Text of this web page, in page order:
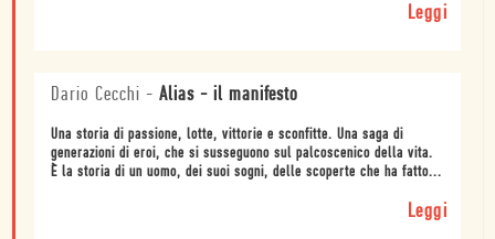
Leggi
Dario Cecchi - Alias - il manifesto
Una storia di passione, lotte, vittorie e sconfitte. Una saga di
generazioni di eroi, che si susseguono sul palcoscenico della vita.
È la storia di un uomo, dei suoi sogni, delle scoperte che ha fatto...
Leggi